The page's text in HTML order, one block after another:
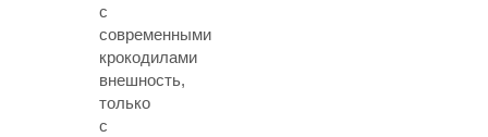
с
современными
крокодилами
внешность,
только
с